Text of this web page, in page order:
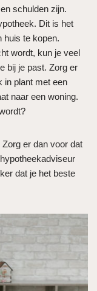
schulden zijn.
Dit is het
huis te kopen.
wordt, kun je veel
bij je past. Zorg er
in plant met een
naar een woning.
er dan voor dat
dat je het beste